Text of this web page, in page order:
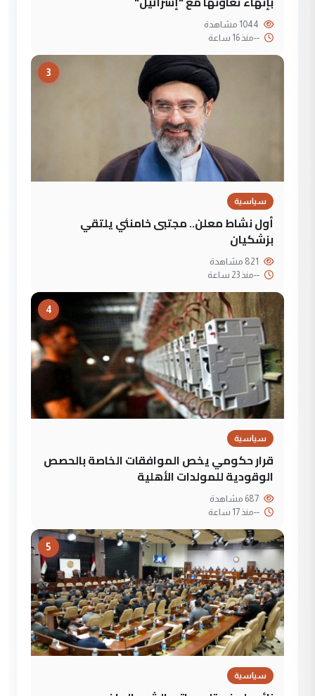
--منذ 16 ساعة
3
سياسية
أول نشاط معلن.. مجتبى خامنئي يلتقي
بزشكيان
--منذ 23 ساعة
4
سياسية
قرار حكومي يخص الموافقات الخاصة بالحصص
الوقودية للمولدات الأهلية
--منذ 17 ساعة
5
سياسية